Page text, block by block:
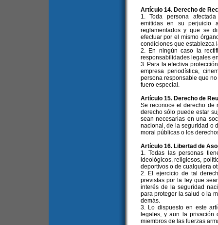
Artículo 14. Derecho de
1. Toda persona
emitidas en su perjuicio
reglamentados y que se
efectuar por el mismo
condiciones que establezca
2. En ningún caso la
responsabilidades legales
3. Para la efectiva
empresa periodística,
persona responsable que
fuero especial.
Artículo 15. Derecho de
Se reconoce el derecho de
derecho sólo puede estar
sean necesarias en una
nacional, de la seguridad o
moral públicas o los
Artículo 16. Libertad de
1. Todas las personas
ideológicos, religiosos,
deportivos o de cualquiera
2. El ejercicio de tal
previstas por la ley que
interés de la seguridad
para proteger la salud o la
demás.
3. Lo dispuesto en este
legales, y aun la
miembros de las fuerzas